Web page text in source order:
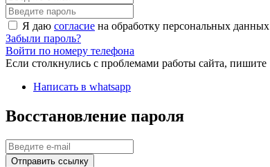
Я даю согласие на обработку персональных данных
Забыли пароль?
Войти по номеру телефона
Если столкнулись с проблемами работы сайта, пишите
Написать в whatsapp
Восстановление пароля
Отправить ссылку